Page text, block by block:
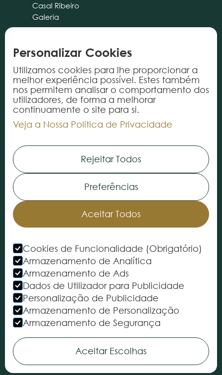
cliente@tricana.pt
Casal Ribeiro
Galeria
PORTO
ALMANCIL
PRODUTOS
INFORMAÇÃO
Tapetes
Alcatifas
Vinílicos
As nossas Lojas
Contacte-nos
Politica de Privacidade
Termos e Condições
Satisfação do Cliente
Cartão Cliente Premium
Livro de Reclamações Online
Personalizar Cookies
Utilizamos cookies para lhe proporcionar a
melhor experiência possível. Estes também
nos permitem analisar o comportamento dos
utilizadores, de forma a melhorar
continuamente o site para si.
Veja a Nossa Politica de Privacidade
Rejeitar Todos
Preferências
Aceitar Todos
Cookies de Funcionalidade (Obrigatório)
Armazenamento de Analítica
Armazenamento de Ads
Dados de Utilizador para Publicidade
Personalização de Publicidade
Armazenamento de Personalização
Armazenamento de Segurança
Aceitar Escolhas